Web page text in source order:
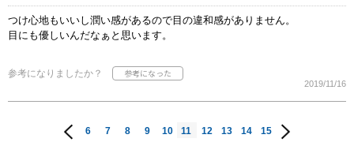
つけ心地もいいし潤い感があるので目の違和感がありません。
目にも優しいんだなぁと思います。
参考になりましたか？
2019/11/16
6 7 8 9 10 11 12 13 14 15